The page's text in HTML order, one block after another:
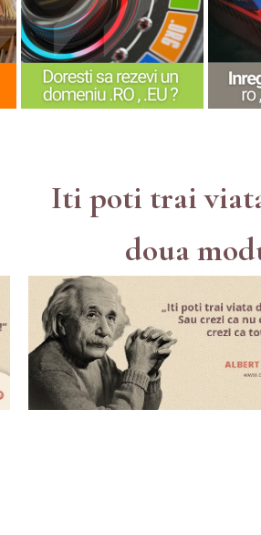
Iti poti trai
doua